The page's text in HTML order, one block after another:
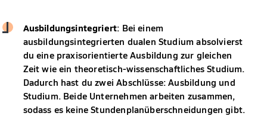
Ausbildungsintegriert: Bei einem
ausbildungsintegrierten dualen Studium absolvierst
du eine praxisorientierte Ausbildung zur gleichen
Zeit wie ein theoretisch-wissenschaftliches Studium.
Dadurch hast du zwei Abschlüsse: Ausbildung und
Studium. Beide Unternehmen arbeiten zusammen,
sodass es keine Stundenplanüberschneidungen gibt.